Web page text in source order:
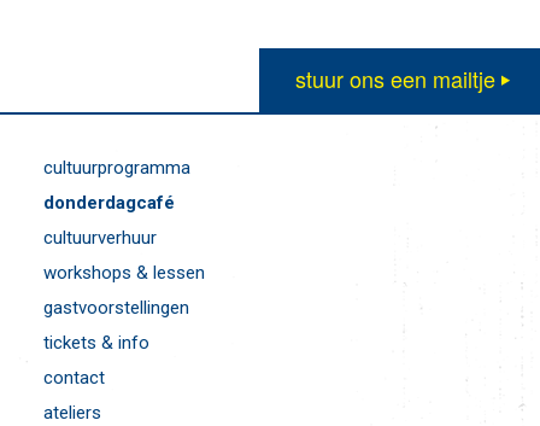
stuur ons een mailtje
cultuurprogramma
donderdagcafé
cultuurverhuur
workshops & lessen
gastvoorstellingen
tickets & info
contact
ateliers